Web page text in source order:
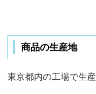
商品の生産地
東京都内の工場で生産